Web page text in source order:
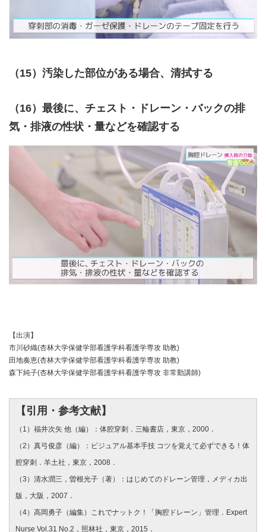
（15）汚染した部位がある場合、清拭する
（16）最後に、チェスト・ドレーン・バックの排
気・排液の性状・量などを確認する
【出演】
市川砂織(杏林大学保健学部看護学科看護学専攻 助教)
田地奏恵(杏林大学保健学部看護学科看護学専攻 助教)
森下純子(杏林大学保健学部看護学科看護学専攻 非常勤講師)
【引用・参考文献】
（1）福井次矢 他（編）：体腔穿刺．三輪書店，東京，2000．
（2）真弓俊彦（編）：ビジュアル基本手技 コツを覚えて必ずできる！体
腔穿刺．羊土社，東京，2008．
（3）清水潤三，曽根光子（著）：はじめてのドレーン管理，メディカ出
版，大阪，2007．
（4）高岡勇子（編集）これでナットク！「胸腔ドレーン」管理．Expert
Nurse Vol.31 No.2，照林社，東京，2015．